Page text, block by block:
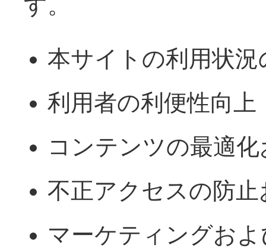
本サイトの利用状
利用者の利便性向上
コンテンツの最適
不正アクセスの防
マーケティングお